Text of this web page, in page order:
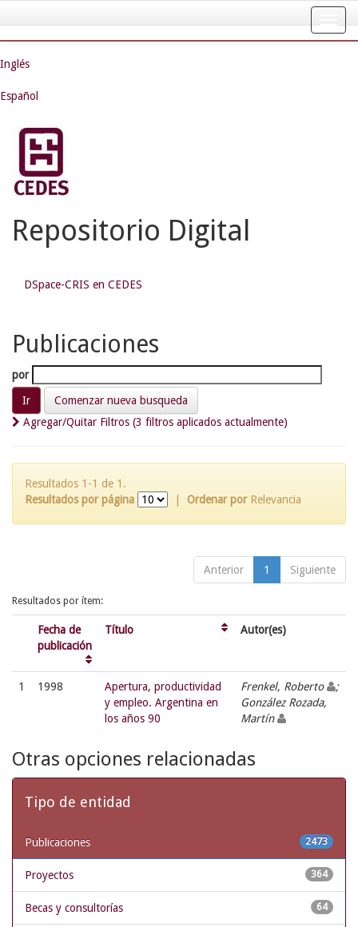
navigation
Inglés
Español
Repositorio Digital
DSpace-CRIS en CEDES
Publicaciones
por
Comenzar nueva busqueda
Agregar/Quitar Filtros (3 filtros aplicados actualmente)
Resultados 1-1 de 1.
Resultados por página
Ordenar por Relevancia
Anterior 1 Siguiente
Resultados por ítem:
Fecha de
publicación
Título Autor(es)
1 1998
Apertura, productividad
y empleo. Argentina en
los años 90
Frenkel, Roberto
;
González Rozada,
Martín
Otras opciones relacionadas
Tipo de entidad
2473
Publicaciones
364
Proyectos
64
Becas y consultorías